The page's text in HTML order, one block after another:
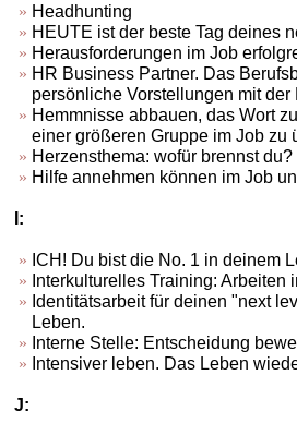
Headhunting
HEUTE ist der beste Tag deines
Herausforderungen im Job
HR Business Partner. Das
persönliche Vorstellungen mit der
Hemmnisse abbauen, das Wort
einer größeren Gruppe im Job zu
Herzensthema: wofür brennst du?
Hilfe annehmen können im Job
I:
ICH! Du bist die No. 1 in deinem
Interkulturelles Training: Arbeiten
Identitätsarbeit für deinen "next
Leben.
Interne Stelle: Entscheidung
Intensiver leben. Das Leben
J: